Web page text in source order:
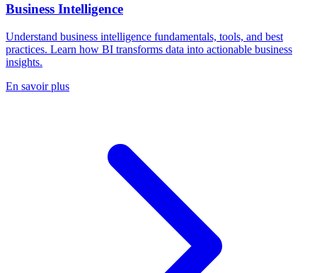
Business Intelligence
Understand business intelligence fundamentals, tools, and best
practices. Learn how BI transforms data into actionable business
insights.
En savoir plus